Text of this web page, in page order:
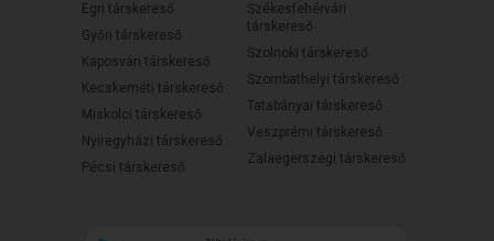
Egri társkereső
Győri társkereső
Kaposvári társkereső
Kecskeméti társkereső
Miskolci társkereső
Nyíregyházi társkereső
Pécsi társkereső
Székesfehérvári
társkereső
Szolnoki társkereső
Szombathelyi társkereső
Tatabányai társkereső
Veszprémi társkereső
Zalaegerszegi társkereső